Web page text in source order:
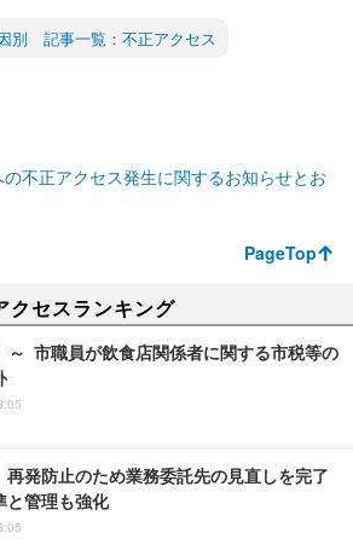
別 記事一覧：不正アクセス
不正アクセス発生に関するお知らせとお
PageTop
クセスランキング
～ 市職員が飲食店関係者に関する市税等の
再発防止のため業務委託先の見直しを完了
と管理も強化